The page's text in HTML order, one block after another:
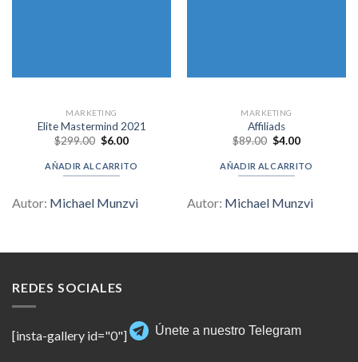
MARKETING
Elite Mastermind 2021
$299.00 Original
was:
$299.00.
$6.00Current
is:
$6.00.
AÑADIR AL CARRITO
Autor: Michael Munzvi
MARKETING
Affiliads
$89.00 Original
was:
$89.00.
$4.00Current
is:
$4.00.
AÑADIR AL CARRITO
Autor: Michael Munzvi
REDES SOCIALES
[insta-gallery id="0"] Únete a nuestro Telegram